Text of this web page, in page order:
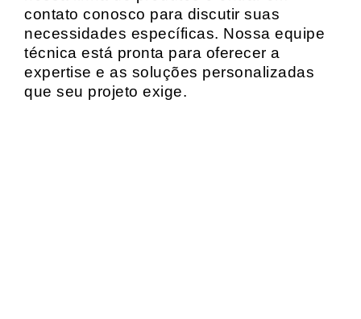
contato conosco para discutir suas
necessidades específicas. Nossa equipe
técnica está pronta para oferecer a
expertise e as soluções personalizadas
que seu projeto exige.